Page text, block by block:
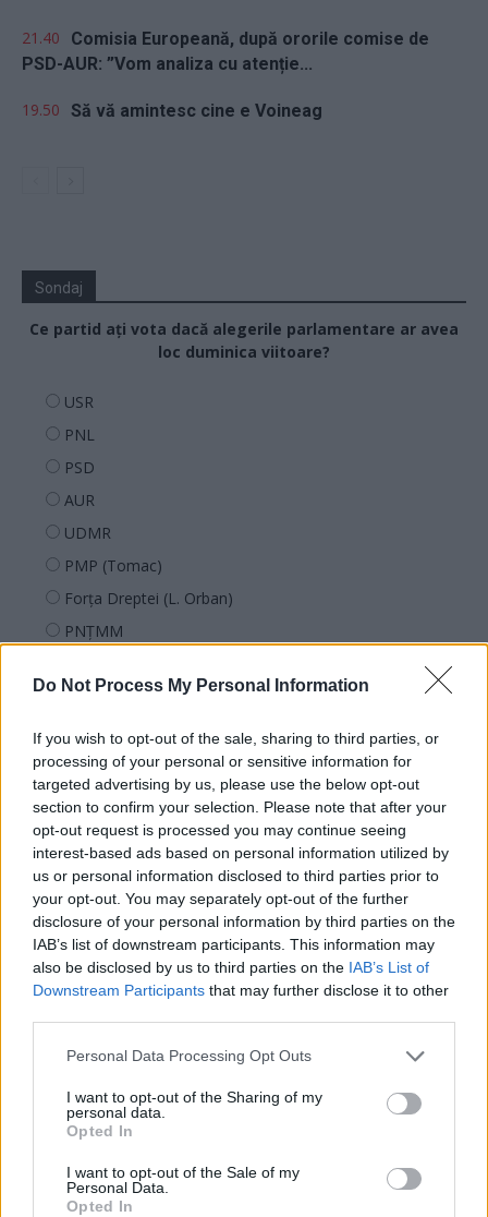
Do Not Process My Personal Information
If you wish to opt-out of the sale, sharing to third parties, or
processing of your personal or sensitive information for
targeted advertising by us, please use the below opt-out
section to confirm your selection. Please note that after your
opt-out request is processed you may continue seeing
interest-based ads based on personal information utilized by
us or personal information disclosed to third parties prior to
your opt-out. You may separately opt-out of the further
disclosure of your personal information by third parties on the
IAB’s list of downstream participants. This information may
also be disclosed by us to third parties on the IAB’s List of
Downstream Participants that may further disclose it to other
Personal Data Processing Opt Outs
I want to opt-out of the Sharing of my
personal data.
Opted In
I want to opt-out of the Sale of my
Personal Data.
Opted In
21.40
Comisia Europeană, după ororile comise de
PSD-AUR: ”Vom analiza cu atenție...
19.50 Să vă amintesc cine e Voineag
Sondaj
Ce partid ați vota dacă alegerile parlamentare ar avea
loc duminica viitoare?
USR
PNL
PSD
AUR
UDMR
PMP (Tomac)
Forța Dreptei (L. Orban)
PNȚMM
SENS
SOS (Șoșoacă)
POT (Gavrilă)
PACE (Peia)
Acțiunea Conservatoare (Târziu)
PDF (Lazarus)
PUSL (D. Voiculescu)
PNȚCD (Pavelescu)
PNCR (Terheș)
Partidul Patrioților (Surugiu)
FAR (Coarnă)
România pe Primul Loc (Ponta)
Altul
Arată rezultatele